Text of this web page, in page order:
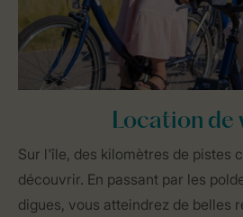
Location de
Sur l'île, des kilomètres de pistes
découvrir. En passant par les
digues, vous atteindrez de belles